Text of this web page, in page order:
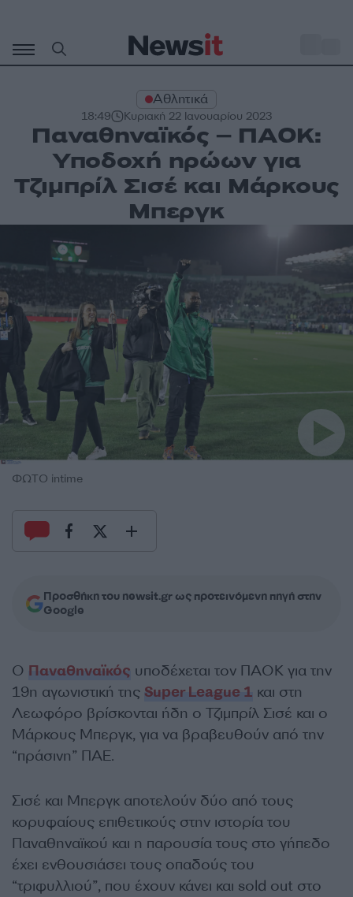
περιεχόμενο
Αθλητικά
18:49 Κυριακή 22 Ιανουαρίου 2023
Παναθηναϊκός – ΠΑΟΚ:
Υποδοχή ηρώων για
Τζιμπρίλ Σισέ και Μάρκους
Μπεργκ
ΦΩΤΟ intime
Προσθήκη του newsit.gr ως προτεινόμενη πηγή στην
Google
Ο Παναθηναϊκός υποδέχεται τον ΠΑΟΚ για την
19η αγωνιστική της Super League 1 και στη
Λεωφόρο βρίσκονται ήδη ο Τζιμπρίλ Σισέ και ο
Μάρκους Μπεργκ, για να βραβευθούν από την
“πράσινη” ΠΑΕ.
Σισέ και Μπεργκ αποτελούν δύο από τους
κορυφαίους επιθετικούς στην ιστορία του
Παναθηναϊκού και η παρουσία τους στο γήπεδο
έχει ενθουσιάσει τους οπαδούς του
“τριφυλλιού”, που έχουν κάνει και sold out στο